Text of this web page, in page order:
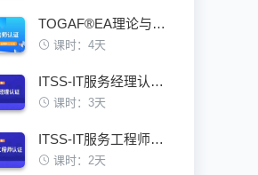
TOGAF®EA理论与实践鉴定级认证培训班
课时：4天
ITSS-IT服务经理认证培训班
课时：3天
ITSS-IT服务工程师认证培训班
课时：2天